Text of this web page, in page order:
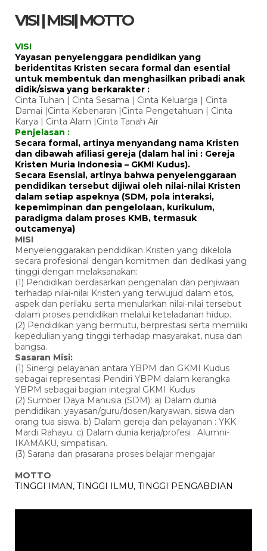
VISI | MISI| MOTTO
VISI
Yayasan penyelenggara pendidikan yang
beridentitas Kristen secara formal dan esential
untuk membentuk dan menghasilkan pribadi anak
didik/siswa yang berkarakter :
Cinta Tuhan | Cinta Sesama | Cinta Keluarga | Cinta
Damai |Cinta Kebenaran |Cinta Pengetahuan | Cinta
Karya | Cinta Alam |Cinta Tanah Air
Penjelasan :
Secara formal, artinya menyandang nama Kristen
dan dibawah afiliasi gereja (dalam hal ini : Gereja
Kristen Muria Indonesia – GKMI Kudus).
Secara Esensial, artinya bahwa penyelenggaraan
pendidikan tersebut dijiwai oleh nilai-nilai Kristen
dalam setiap aspeknya (SDM, pola interaksi,
kepemimpinan dan pengelolaan, kurikulum,
paradigma dalam proses KMB, termasuk
outcamenya)
MISI
Menyelenggarakan pendidikan Kristen yang dikelola
secara profesional dengan komitmen dan dedikasi yang
tinggi dengan melaksanakan:
(1) Pendidikan berdasarkan pengenalan dan penjiwaan
terhadap nilai-nilai Kristen yang terwujud dalam etos,
aspek dan perilaku serta menularkan nilai-nilai tersebut
dalam proses pendidikan melalui keteladanan hidup.
(2) Pendidikan yang bermutu, berprestasi serta memiliki
kepedulian yang tinggi terhadap masyarakat, nusa dan
bangsa.
Sasaran Misi:
(1) Sinergi pelayanan antara YBPM dan GKMI Kudus
sebagai representasi Pendiri YBPM dalam kerangka
YBPM sebagai bagian integral GKMI Kudus
(2) Sumber Daya Manusia (SDM): a) Dalam dunia
pendidikan: yayasan/guru/dosen/karyawan, siswa dan
orang tua siswa. b) Dalam gereja dan pelayanan : YKK
Mardi Rahayu. c) Dalam dunia kerja/profesi : Alumni-
IKAMAKU, simpatisan.
(3) Sarana dan prasarana proses belajar mengajar
MOTTO
TINGGI IMAN, TINGGI ILMU, TINGGI PENGABDIAN